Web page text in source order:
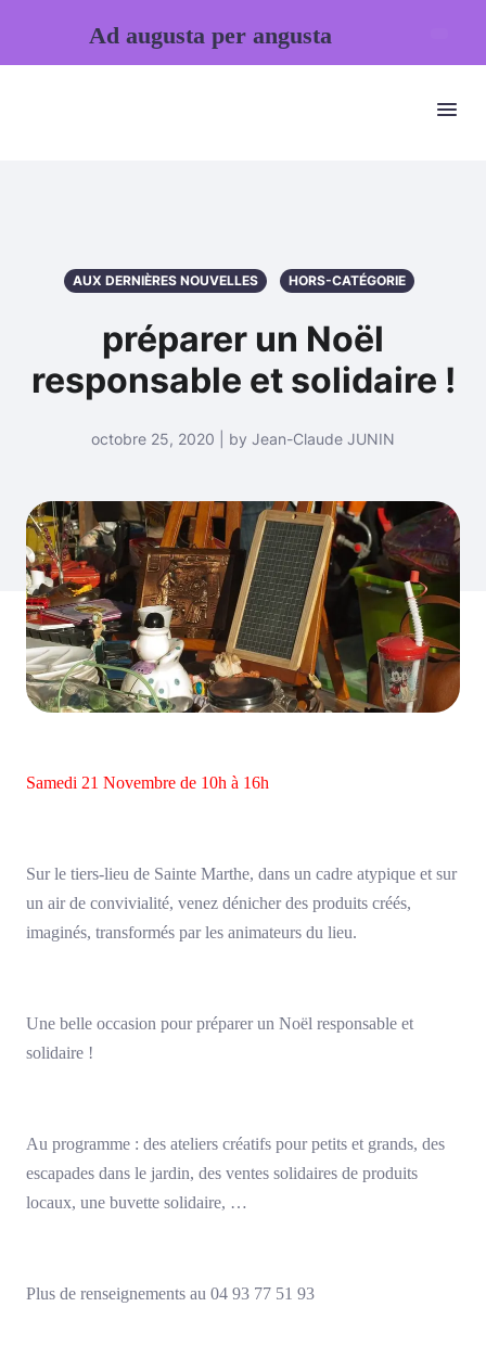
AUX DERNIÈRES NOUVELLES HORS-CATÉGORIE
préparer un Noël
responsable et solidaire !
octobre 25, 2020 | by Jean-Claude JUNIN
Samedi 21 Novembre de 10h à 16h
Sur le tiers-lieu de Sainte Marthe, dans un cadre atypique et sur
un air de convivialité, venez dénicher des produits créés,
imaginés, transformés par les animateurs du lieu.
Une belle occasion pour préparer un Noël responsable et
solidaire !
Au programme : des ateliers créatifs pour petits et grands, des
escapades dans le jardin, des ventes solidaires de produits
locaux, une buvette solidaire, …
Plus de renseignements au 04 93 77 51 93
Ad augusta per angusta